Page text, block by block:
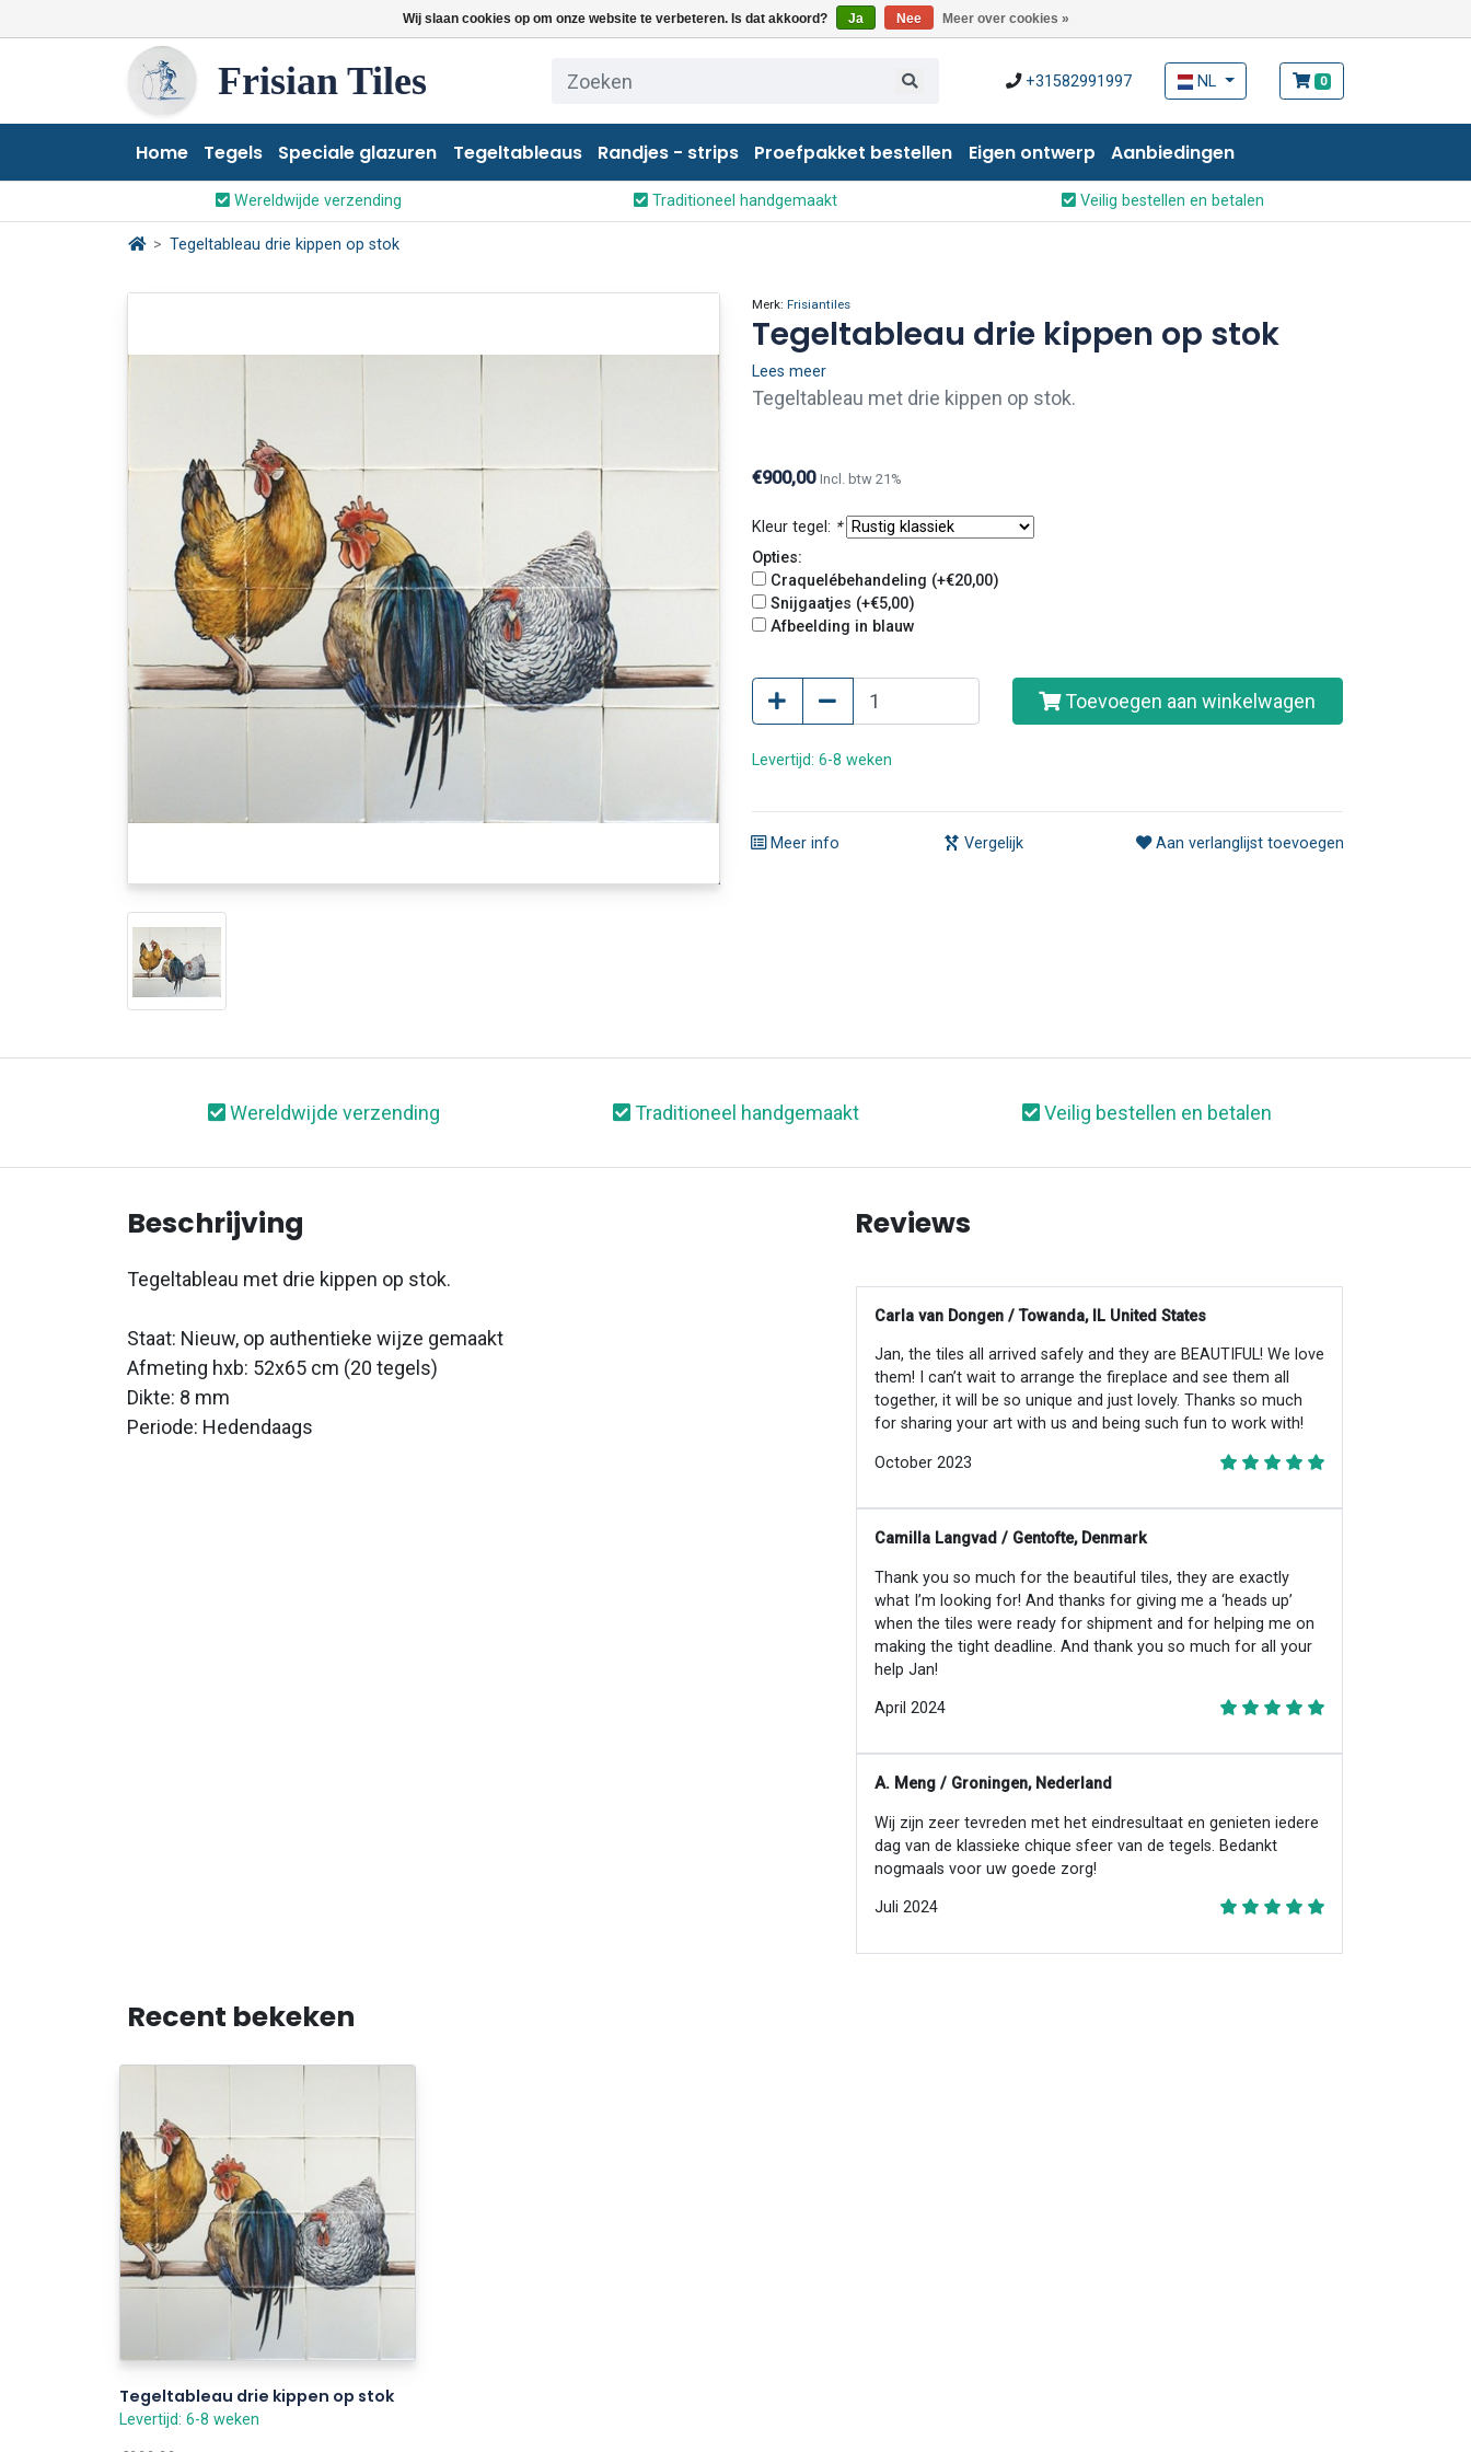
Wij slaan cookies op om onze website te verbeteren. Is dat akkoord? Ja Nee Meer over cookies »
Frisian Tiles +31582991997 NL 0
Home Tegels Speciale glazuren Tegeltableaus Randjes - strips Proefpakket bestellen Eigen ontwerp Aanbiedingen
Wereldwijde verzending Traditioneel handgemaakt Veilig bestellen en betalen
Tegeltableau drie kippen op stok
Merk: Frisiantiles
Tegeltableau drie kippen op stok
Lees meer
Tegeltableau met drie kippen op stok.
€900,00 Incl. btw 21%
Kleur tegel: *
Opties:
Craquelébehandeling (+€20,00)
Snijgaatjes (+€5,00)
Afbeelding in blauw
Toevoegen aan winkelwagen
Levertijd: 6-8 weken
Meer info Vergelijk Aan verlanglijst toevoegen
Wereldwijde verzending Traditioneel handgemaakt Veilig bestellen en betalen
Beschrijving
Tegeltableau met drie kippen op stok.
Staat: Nieuw, op authentieke wijze gemaakt
Afmeting hxb: 52x65 cm (20 tegels)
Dikte: 8 mm
Periode: Hedendaags
Reviews
Carla van Dongen / Towanda, IL United States
Jan, the tiles all arrived safely and they are BEAUTIFUL! We love
them! I can’t wait to arrange the fireplace and see them all
together, it will be so unique and just lovely. Thanks so much
for sharing your art with us and being such fun to work with!
October 2023
Camilla Langvad / Gentofte, Denmark
Thank you so much for the beautiful tiles, they are exactly
what I’m looking for! And thanks for giving me a ‘heads up’
when the tiles were ready for shipment and for helping me on
making the tight deadline. And thank you so much for all your
help Jan!
April 2024
A. Meng / Groningen, Nederland
Wij zijn zeer tevreden met het eindresultaat en genieten iedere
dag van de klassieke chique sfeer van de tegels. Bedankt
nogmaals voor uw goede zorg!
Juli 2024
Recent bekeken
Tegeltableau drie kippen op stok
Levertijd: 6-8 weken